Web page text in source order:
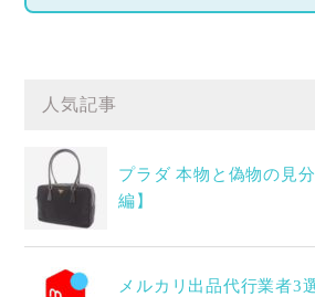
索
人気記事
プラダ 本物と偽物の見
編】
メルカリ出品代行業者3